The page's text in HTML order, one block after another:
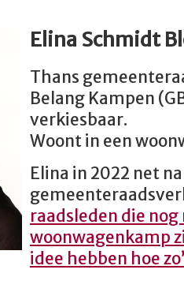
Elina Schmidt
Thans
Belang Kampen
verkiesbaar.
Woont in een
Elina in 2022 net
raadsleden die nog
woonwagenkamp
idee hebben hoe